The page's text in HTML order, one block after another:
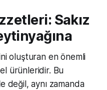
Sakız
oluşturan en önemli
ürünleridir. Bu
değil, aynı zamanda